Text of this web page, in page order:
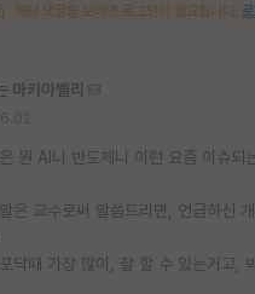
해당 댓글을 보려면 로그인이 필요합니다.
마키아벨리
뭔 AI니 반도체니 이런 요즘 이슈되
은 교수로써 말씀드리면, 언급하신
닥때 가장 많이, 잘 할 수 있는거고,